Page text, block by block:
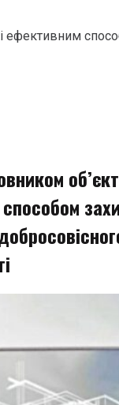
ефективним